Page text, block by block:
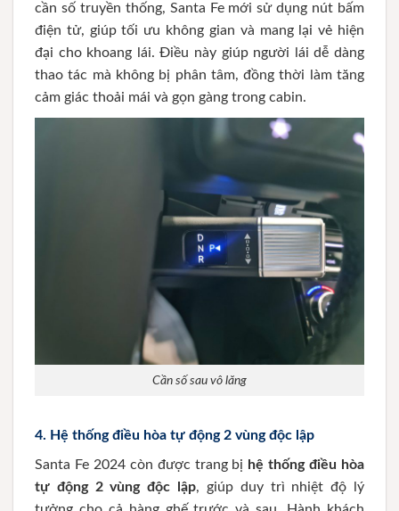
cần số truyền thống, Santa Fe mới sử dụng nút bấm
điện tử, giúp tối ưu không gian và mang lại vẻ hiện
đại cho khoang lái. Điều này giúp người lái dễ dàng
thao tác mà không bị phân tâm, đồng thời làm tăng
cảm giác thoải mái và gọn gàng trong cabin.
Cần số sau vô lăng
4. Hệ thống điều hòa tự động 2 vùng độc lập
Santa Fe 2024 còn được trang bị hệ thống điều hòa
tự động 2 vùng độc lập, giúp duy trì nhiệt độ lý